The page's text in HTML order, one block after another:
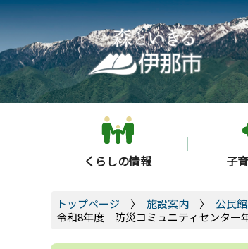
こ
の
ペ
ー
ジ
の
くらしの情報 子
トップページ 施設案内 公民
令和8年度 防災コミュニティセンター